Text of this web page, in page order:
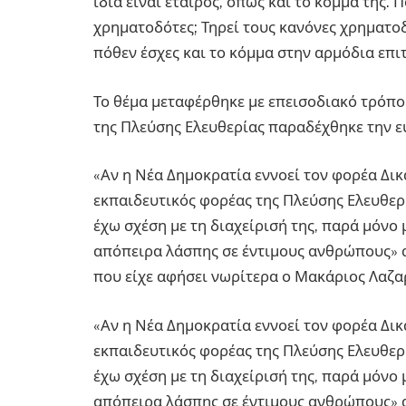
χρηματοδότες; Τηρεί τους κανόνες
πόθεν έσχες και το κόμμα στην αρμόδια
Το θέμα μεταφέρθηκε με επεισοδιακό
της Πλεύσης Ελευθερίας παραδέχθηκε την
«Αν η Νέα Δημοκρατία εννοεί τον φορέα
εκπαιδευτικός φορέας της Πλεύσης
έχω σχέση με τη διαχείρισή της, παρά μόνο
απόπειρα λάσπης σε έντιμους ανθρώπους»
που είχε αφήσει νωρίτερα ο Μακάριος
«Αν η Νέα Δημοκρατία εννοεί τον φορέα
εκπαιδευτικός φορέας της Πλεύσης
έχω σχέση με τη διαχείρισή της, παρά μόνο
απόπειρα λάσπης σε έντιμους ανθρώπους»